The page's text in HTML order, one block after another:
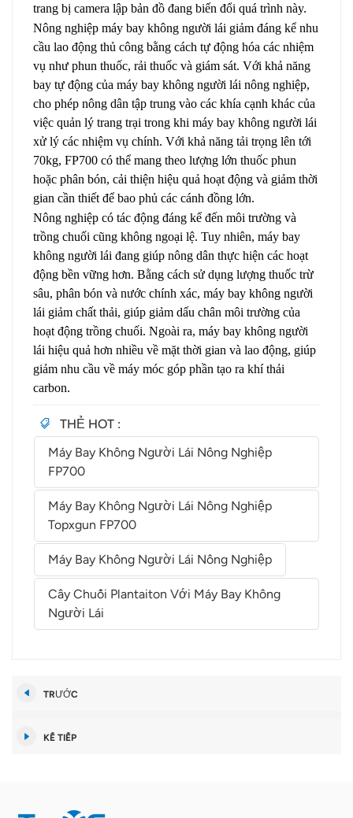
trang bị camera lập bản đồ đang biến đổi quá trình này.
Nông nghiệp máy bay không người lái giảm đáng kể nhu
cầu lao động thủ công bằng cách tự động hóa các nhiệm
vụ như phun thuốc, rải thuốc và giám sát. Với khả năng
bay tự động của máy bay không người lái nông nghiệp,
cho phép nông dân tập trung vào các khía cạnh khác của
việc quản lý trang trại trong khi máy bay không người lái
xử lý các nhiệm vụ chính. Với khả năng tải trọng lên tới
70kg, FP700 có thể mang theo lượng lớn thuốc phun
hoặc phân bón, cải thiện hiệu quả hoạt động và giảm thời
gian cần thiết để bao phủ các cánh đồng lớn.
Nông nghiệp có tác động đáng kể đến môi trường và
trồng chuối cũng không ngoại lệ. Tuy nhiên, máy bay
không người lái đang giúp nông dân thực hiện các hoạt
động bền vững hơn. Bằng cách sử dụng lượng thuốc trừ
sâu, phân bón và nước chính xác, máy bay không người
lái giảm chất thải, giúp giảm dấu chân môi trường của
hoạt động trồng chuối. Ngoài ra, máy bay không người
lái hiệu quả hơn nhiều về mặt thời gian và lao động, giúp
giảm nhu cầu về máy móc góp phần tạo ra khí thải
carbon.
THẺ HOT :
Máy Bay Không Người Lái Nông Nghiệp
FP700
Máy Bay Không Người Lái Nông Nghiệp
Topxgun FP700
Máy Bay Không Người Lái Nông Nghiệp
Cây Chuối Plantaiton Với Máy Bay Không
Người Lái
TRƯỚC
KẾ TIẾP